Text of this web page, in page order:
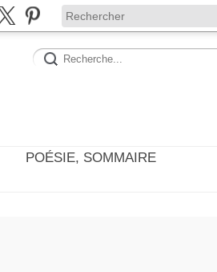
POÉSIE, SOMMAIRE